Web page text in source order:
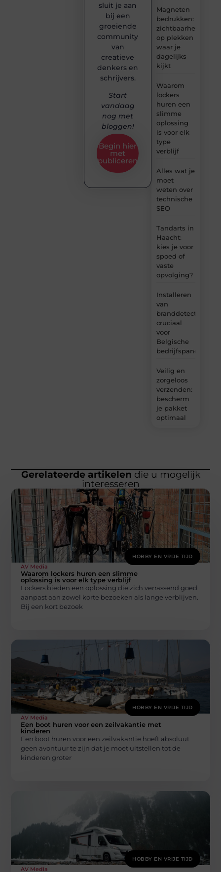
Magneten
bedrukken:
zichtbaarheid
op plekken
waar je
dagelijks
kijkt
Waarom
lockers
huren een
slimme
oplossing
is voor elk
type
verblijf
Alles wat je
moet
weten over
technische
SEO
Tandarts in
Haacht:
kies je voor
spoed of
vaste
opvolging?
Installeren
van
branddetectie:
cruciaal
voor
Belgische
bedrijfspanden
Veilig en
zorgeloos
verzenden:
bescherm
je pakket
optimaal
sluit je aan
bij een
groeiende
community
van
creatieve
denkers en
schrijvers.
Start
vandaag
nog met
bloggen!
Begin hier
met
publiceren
Gerelateerde artikelen die u mogelijk
interesseren
HOBBY EN VRIJE TIJD
AV Media
Waarom lockers huren een slimme
oplossing is voor elk type verblijf
Lockers bieden een oplossing die zich verrassend goed
aanpast aan zowel korte bezoeken als lange verblijven.
Bij een kort bezoek
HOBBY EN VRIJE TIJD
AV Media
Een boot huren voor een zeilvakantie met
kinderen
Een boot huren voor een zeilvakantie hoeft absoluut
geen avontuur te zijn dat je moet uitstellen tot de
kinderen groter
HOBBY EN VRIJE TIJD
AV Media